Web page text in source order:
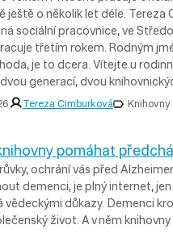
ještě o několik let déle. Tereza
sociální pracovnice, ve
třetím rokem. Rodným
je to dcera. Vítejte u
generací, dvou
Tereza Cimburková Knihovny
pomáhat
ochrání vás před
demenci, je plný internet,
vědeckými důkazy. Demenci
život. A v něm